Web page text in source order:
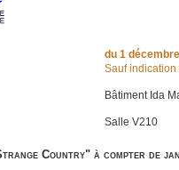
du 1
Sauf
Bâtiment Ida
Salle V210
Country" à compter de